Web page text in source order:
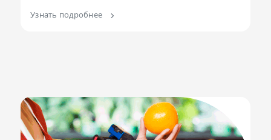
Узнать подробнее